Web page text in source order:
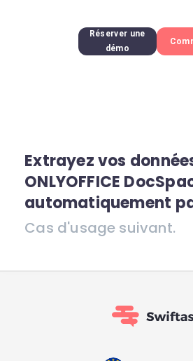
Réserver une
démo
Extrayez vos
ONLYOFFICE
automatiquement
Cas d'usage suivant.